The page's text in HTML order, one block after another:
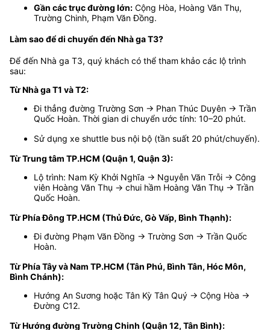
Gần các trục đường lớn: Cộng Hòa, Hoàng Văn Thụ,
Trường Chinh, Phạm Văn Đồng.
Làm sao để di chuyển đến Nhà ga T3?
Để đến Nhà ga T3, quý khách có thể tham khảo các lộ trình
sau:
Từ Nhà ga T1 và T2:
Đi thẳng đường Trường Sơn → Phan Thúc Duyên → Trần
Quốc Hoàn. Thời gian di chuyển ước tính: 10–20 phút.
Sử dụng xe shuttle bus nội bộ (tần suất 20 phút/chuyến).
Từ Trung tâm TP.HCM (Quận 1, Quận 3):
Lộ trình: Nam Kỳ Khởi Nghĩa → Nguyễn Văn Trỗi → Công
viên Hoàng Văn Thụ → chui hầm Hoàng Văn Thụ → Trần
Quốc Hoàn.
Từ Phía Đông TP.HCM (Thủ Đức, Gò Vấp, Bình Thạnh):
Đi đường Phạm Văn Đồng → Trường Sơn → Trần Quốc
Hoàn.
Từ Phía Tây và Nam TP.HCM (Tân Phú, Bình Tân, Hóc Môn,
Bình Chánh):
Hướng An Sương hoặc Tân Kỳ Tân Quý → Cộng Hòa →
Đường C12.
Từ Hướng đường Trường Chinh (Quận 12, Tân Bình):